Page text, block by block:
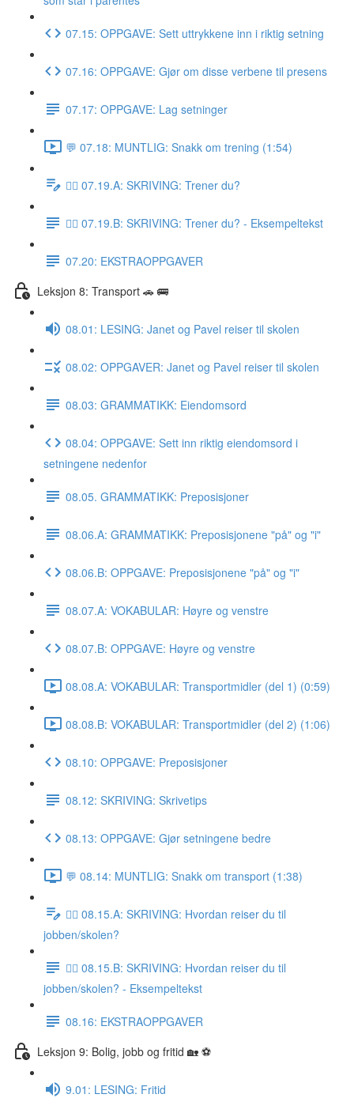
07.15: OPPGAVE: Sett uttrykkene inn i riktig setning
07.16: OPPGAVE: Gjør om disse verbene til presens
07.17: OPPGAVE: Lag setninger
💬 07.18: MUNTLIG: Snakk om trening (1:54)
✍🏼 07.19.A: SKRIVING: Trener du?
✍🏼 07.19.B: SKRIVING: Trener du? - Eksempeltekst
07.20: EKSTRAOPPGAVER
Leksjon 8: Transport 🚗 🚌
08.01: LESING: Janet og Pavel reiser til skolen
08.02: OPPGAVER: Janet og Pavel reiser til skolen
08.03: GRAMMATIKK: Eiendomsord
08.04: OPPGAVE: Sett inn riktig eiendomsord i
setningene nedenfor
08.05. GRAMMATIKK: Preposisjoner
08.06.A: GRAMMATIKK: Preposisjonene "på" og "i"
08.06.B: OPPGAVE: Preposisjonene "på" og "i"
08.07.A: VOKABULAR: Høyre og venstre
08.07.B: OPPGAVE: Høyre og venstre
08.08.A: VOKABULAR: Transportmidler (del 1) (0:59)
08.08.B: VOKABULAR: Transportmidler (del 2) (1:06)
08.10: OPPGAVE: Preposisjoner
08.12: SKRIVING: Skrivetips
08.13: OPPGAVE: Gjør setningene bedre
💬 08.14: MUNTLIG: Snakk om transport (1:38)
✍🏼 08.15.A: SKRIVING: Hvordan reiser du til
jobben/skolen?
✍🏼 08.15.B: SKRIVING: Hvordan reiser du til
jobben/skolen? - Eksempeltekst
08.16: EKSTRAOPPGAVER
Leksjon 9: Bolig, jobb og fritid 🏡 ⚽️
9.01: LESING: Fritid